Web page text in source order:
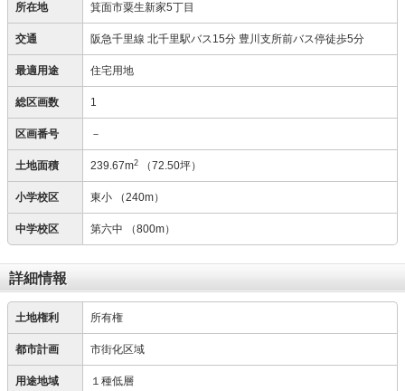
所在地 箕面市粟生新家5丁目
交通 阪急千里線 北千里駅バス15分 豊川支所前バス停徒歩5分
最適用途 住宅用地
総区画数 1
区画番号 －
土地面積 239.67m2 （72.50坪）
小学校区 東小 （240m）
中学校区 第六中 （800m）
詳細情報
土地権利 所有権
都市計画 市街化区域
用途地域 １種低層